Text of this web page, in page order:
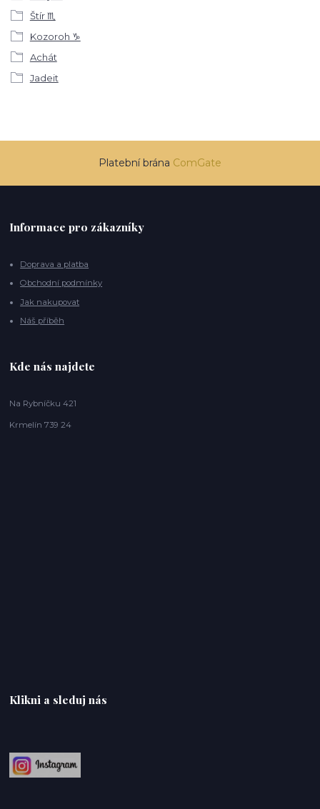
Štír ♏
Kozoroh ♑
Achát
Jadeit
Platební brána ComGate
Informace pro zákazníky
Doprava a platba
Obchodní podmínky
Jak nakupovat
Náš příběh
Kde nás najdete
Na Rybníčku 421
Krmelín 739 24
Klikni a sleduj nás